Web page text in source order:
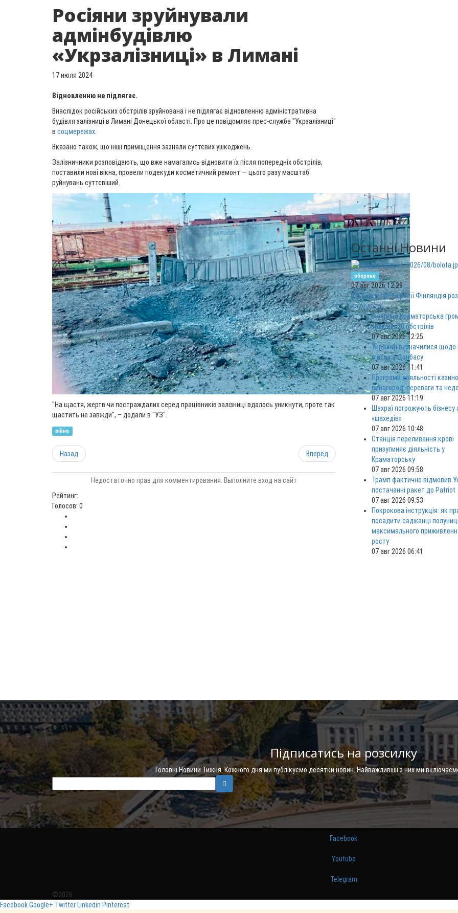
Росіяни зруйнували
адмінбудівлю
«Укрзалізниці» в Лимані
17 июля 2024
Відновленню не підлягає.
Внаслідок російських обстрілів зруйнована і не підлягає відновленню адміністративна
будівля залізниці в Лимані Донецької області. Про це повідомляє прес-служба "Укрзалізниці"
в соцмережах
Вказано також, що інші приміщення зазнали суттєвих ушкоджень.
Залізничники розповідають, що вже намагались відновити їх після попередніх обстрілів,
поставили нові вікна, провели подекуди косметичний ремонт — цього разу масштаб
руйнувань суттєвіший.
"На щастя, жертв чи постраждалих серед працівників залізниці вдалось уникнути, проте так
щастить не завжди", – додали в "УЗ".
війна
Назад Вперёд
Недостаточно прав для комментирования. Выполните вход на сайт
Рейтинг:
Голосов: 0
Останні Новини
оборона
07 авг 2026 12:29
У захисті проти росії Фінляндія
на болота
6 серпня Краматорська
зазнала 20 обстрілів
07 авг 2026 12:25
Українці визначилися щодо
військ з Донбасу
07 авг 2026 11:41
Програми лояльності
винагород, переваги та
07 авг 2026 11:19
Шахраї погрожують бізнесу
«шахедів»
07 авг 2026 10:48
Станція переливання крові
призупиняє діяльність у
Краматорську
07 авг 2026 09:58
Трамп фактично відмовив
постачанні ракет до Patriot
07 авг 2026 09:53
Покрокова інструкція: як
посадити саджанці
максимального
росту
07 авг 2026 06:41
Підписатись на розсилку
Головні Новини Тижня. Кожного дня ми публікуємо десятки новин. Найважливіші з них ми
Facebook
Youtube
Telegram
©2026
FacebookGoogle+ Twitter Linkedin Pinterest